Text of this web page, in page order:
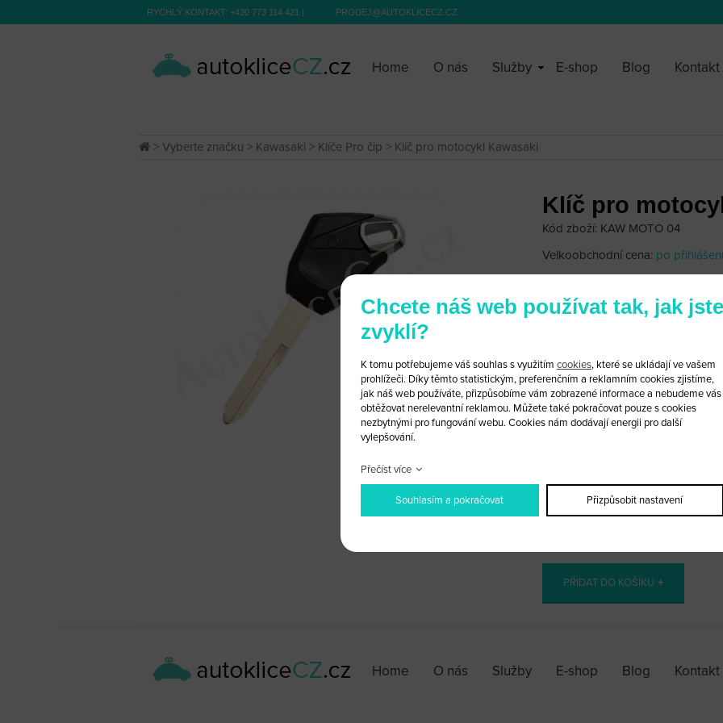
RYCHLÝ KONTAKT: +420 773 114 421 | PRODEJ@AUTOKLICECZ.CZ
Home O nás Služby E-shop Blog Kontakt
> Vyberte značku > Kawasaki > Klíče Pro čip > Klíč pro motocykl Kawasaki
Klíč pro
Kód zboží: KAW MOTO 04
Velkoobchodní cena: po přihlášení
planžeta levostranná
Nabízíme též vybroušení planžety.
ks
PŘIDAT DO KOŠÍKU
Home O nás Služby E-shop Blog Kontakt
Chcete náš web používat tak, jak jste
zvyklí?
K tomu potřebujeme váš souhlas s využitím cookies, které se ukládají ve vašem
prohlížeči. Díky těmto statistickým, preferenčním a reklamním cookies zjistíme,
jak náš web používáte, přizpůsobíme vám zobrazené informace a nebudeme vás
obtěžovat nerelevantní reklamou. Můžete také pokračovat pouze s cookies
nezbytnými pro fungování webu. Cookies nám dodávají energii pro další
vylepšování.
Přečíst více
Souhlasím a pokračovat Přizpůsobit nastavení